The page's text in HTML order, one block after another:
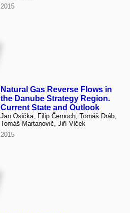
2015
Natural Gas Reverse Flows in
the Danube Strategy Region.
Current State and Outlook
Jan Osička, Filip Černoch, Tomáš Dráb,
Tomáš Martanovič, Jiří Vlček
2015